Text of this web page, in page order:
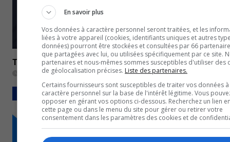
TVA Midi Abitibi-Témiscamingue du 29 mai 2024
29 mai 2024
BULLETINS COMPLETS
En savoir plus
Vos données à caractère personnel seront traitées, et les
liées à votre appareil (cookies, identifiants uniques et autres
données) pourront être stockées et consultées par 66
que partagées avec lui, ou utilisées spécifiquement par ce site.
partenaires et nous-mêmes sommes susceptibles d'utiliser des
de géolocalisation précises. Liste des partenaires.
Certains fournisseurs sont susceptibles de traiter vos données à
caractère personnel sur la base de l'intérêt légitime. Vous
opposer en gérant vos options ci-dessous. Recherchez un lien
cette page ou dans le menu du site pour gérer ou retirer votre
consentement dans les paramètres des cookies et de